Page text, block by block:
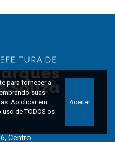
para fornecer a
suas
Ao clicar em
de TODOS os
Aceitar
Centro